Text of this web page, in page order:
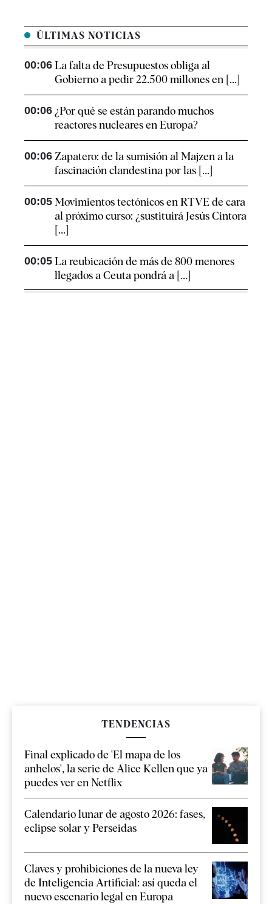
ÚLTIMAS NOTICIAS
00:06 La falta de Presupuestos obliga al
Gobierno a pedir 22.500 millones en [...]
00:06 ¿Por qué se están parando muchos
reactores nucleares en Europa?
00:06 Zapatero: de la sumisión al Majzen a la
fascinación clandestina por las [...]
00:05 Movimientos tectónicos en RTVE de cara
al próximo curso: ¿sustituirá Jesús Cintora
[...]
00:05 La reubicación de más de 800 menores
llegados a Ceuta pondrá a [...]
TENDENCIAS
Final explicado de 'El mapa de los
anhelos', la serie de Alice Kellen que ya
puedes ver en Netflix
Calendario lunar de agosto 2026: fases,
eclipse solar y Perseidas
Claves y prohibiciones de la nueva ley
de Inteligencia Artificial: así queda el
nuevo escenario legal en Europa